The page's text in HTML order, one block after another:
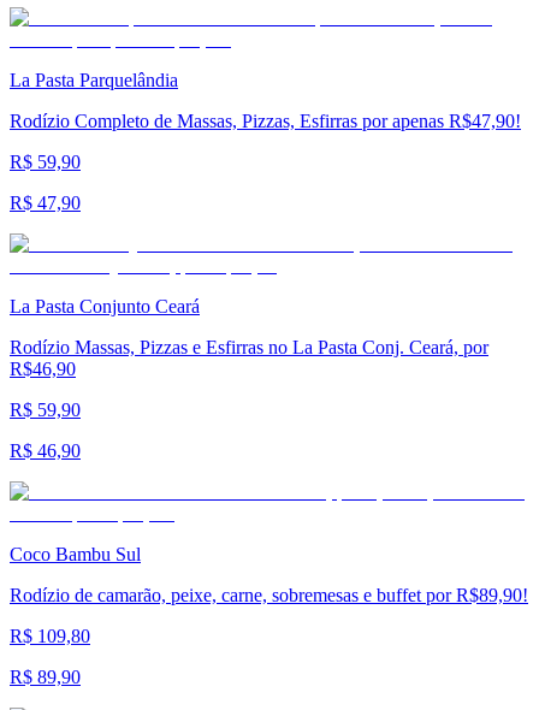
La Pasta Parquelândia
Rodízio Completo de Massas, Pizzas, Esfirras por apenas R$47,90!
R$ 59,90
R$ 47,90
La Pasta Conjunto Ceará
Rodízio Massas, Pizzas e Esfirras no La Pasta Conj. Ceará, por
R$46,90
R$ 59,90
R$ 46,90
Coco Bambu Sul
Rodízio de camarão, peixe, carne, sobremesas e buffet por R$89,90!
R$ 109,80
R$ 89,90